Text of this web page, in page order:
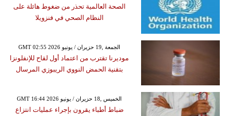
الصحة العالمية تحذر من ضغوط هائلة على
النظام الصحي في فنزويلا
GMT 02:55 2026 الجمعة ,19 حزيران / يونيو
موديرنا تقترب من اعتماد أول لقاح للإنفلونزا
بتقنية الحمض النووي الريبوزي المرسال
GMT 16:44 2026 الخميس ,18 حزيران / يونيو
ضباط أطباء يقرون بإجراء عمليات انتزاع